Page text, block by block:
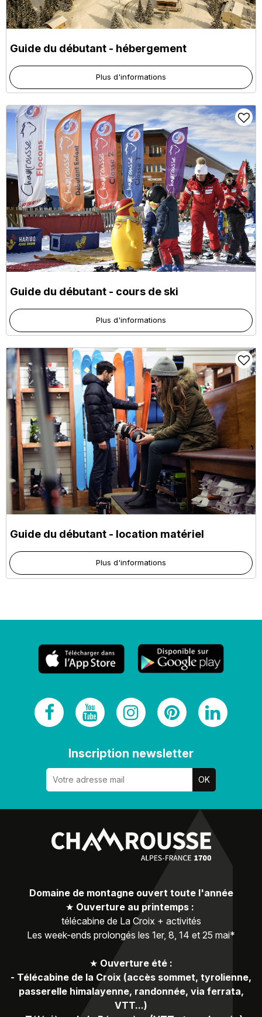
Guide du débutant - hébergement
Plus d'informations
Guide du débutant - cours de ski
Plus d'informations
Guide du débutant - location matériel
Plus d'informations
Inscription newsletter
Domaine de montagne ouvert toute l'année
★ Ouverture au printemps :
télécabine de La Croix + activités
Les week-ends prolongés les 1er, 8, 14 et 25 mai*
★ Ouverture été :
- Télécabine de la Croix (accès sommet, tyrolienne,
passerelle himalayenne, randonnée, via ferrata,
VTT...)